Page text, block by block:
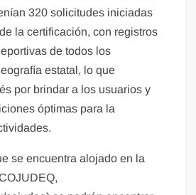
320 solicitudes iniciadas
la certificación, con registros
de todos los
estatal, lo que
por brindar a los usuarios y
óptimas para la
se encuentra alojado en la